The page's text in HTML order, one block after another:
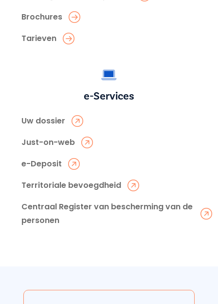
Brochures
Tarieven
e-Services
Uw dossier
Just-on-web
e-Deposit
Territoriale bevoegdheid
Centraal Register van bescherming van de
personen